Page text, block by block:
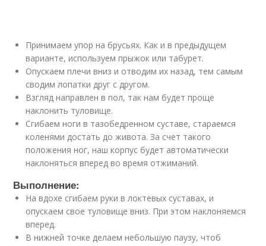
Принимаем упор на брусьях. Как и в предыдущем
варианте, используем прыжок или табурет.
Опускаем плечи вниз и отводим их назад, тем самым
сводим лопатки друг с другом.
Взгляд направлен в пол, так нам будет проще
наклонить туловище.
Сгибаем ноги в тазобедренном суставе, стараемся
коленями достать до живота. За счет такого
положения ног, наш корпус будет автоматически
наклоняться вперед во время отжиманий.
Выполнение:
На вдохе сгибаем руки в локтевых суставах, и
опускаем свое туловище вниз. При этом наклоняемся
вперед.
В нижней точке делаем небольшую паузу, чтоб